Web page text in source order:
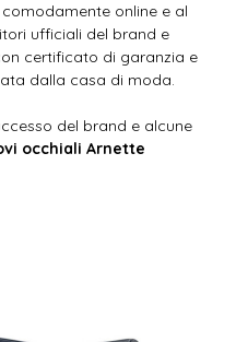
online e al
ufficiali del brand e
certificato di garanzia e
dalla casa di moda.
del brand e alcune
occhiali Arnette